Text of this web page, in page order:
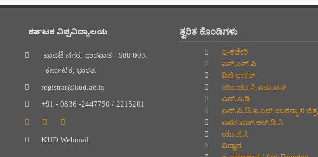
ಕರ್ನಾಟಕ ವಿಶ್ವವಿದ್ಯಾಲಯ
ಪಾವಟೆ ನಗರ, ಧಾರವಾಡ - 580 003.
ಕರ್ನಾಟಕ, ಭಾರತ.
registrar@kud.ac.in
+91 - 0836 -2447750 / 2215201
KUD Webmail
ತ್ವರಿತ ಕೊಂಡಿಗಳು
ಇ-ಕಚೇರಿ
ಎಸ್.ಎಸ್.ಪಿ
ಡಿಜಿ ಲಾಕರ್
ಯು.ಯು.ಸಿ.ಎಮ.ಎಸ್
ಎನ್.ಎ.ಡಿ
ಎನ್.ಪಿ.ಟಿ.ಇ.ಎಲ್‌ ಉಪನ್ಯಾಸ ಚಿತ್ರ
ಎಮ್.ಎಚ್.ಆರ್.ಡಿ.ಸಿ
ಯು.ಜಿ.ಸಿ
ವಿದ್ವಾನ